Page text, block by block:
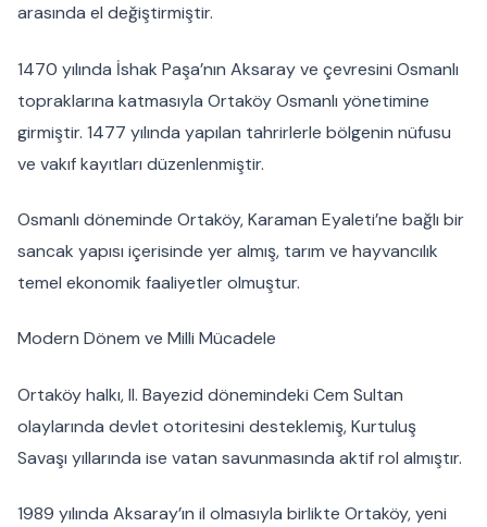
arasında el değiştirmiştir.
1470 yılında İshak Paşa’nın Aksaray ve çevresini Osmanlı
topraklarına katmasıyla Ortaköy Osmanlı yönetimine
girmiştir. 1477 yılında yapılan tahrirlerle bölgenin nüfusu
ve vakıf kayıtları düzenlenmiştir.
Osmanlı döneminde Ortaköy, Karaman Eyaleti’ne bağlı bir
sancak yapısı içerisinde yer almış, tarım ve hayvancılık
temel ekonomik faaliyetler olmuştur.
Modern Dönem ve Milli Mücadele
Ortaköy halkı, II. Bayezid dönemindeki Cem Sultan
olaylarında devlet otoritesini desteklemiş, Kurtuluş
Savaşı yıllarında ise vatan savunmasında aktif rol almıştır.
1989 yılında Aksaray’ın il olmasıyla birlikte Ortaköy, yeni